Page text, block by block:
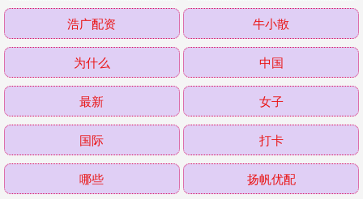
浩广配资 牛小散
为什么 中国
最新 女子
国际 打卡
哪些 扬帆优配